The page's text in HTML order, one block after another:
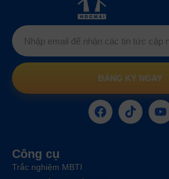
ĐĂNG KÝ NGAY
Công cụ
Trắc nghiệm MBTI